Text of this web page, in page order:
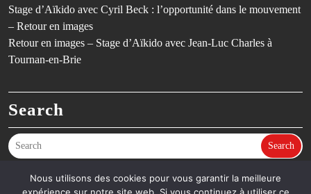
Stage d’Aïkido avec Cyril Beck : l’opportunité dans le mouvement
– Retour en images
Retour en images – Stage d’Aïkido avec Jean-Luc Charles à
Tournan-en-Brie
Search
Search
Nous utilisons des cookies pour vous garantir la meilleure